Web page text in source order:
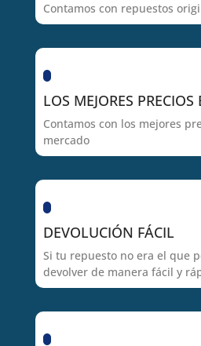
Contamos con repuestos
LOS MEJORES PRECIOS
Contamos con los mejores
mercado
DEVOLUCIÓN FÁCIL
Si tu repuesto no era el que
devolver de manera fácil y